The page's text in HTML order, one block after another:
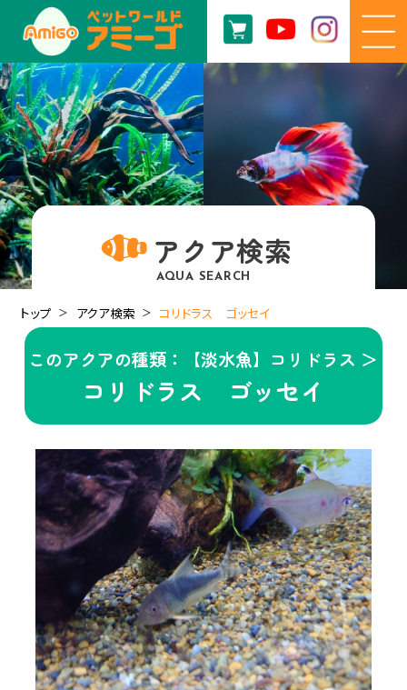
アクア検索
AQUA SEARCH
トップ アクア検索 コリドラス ゴッセイ
このアクアの種類：【淡水魚】コリドラス ＞
コリドラス ゴッセイ